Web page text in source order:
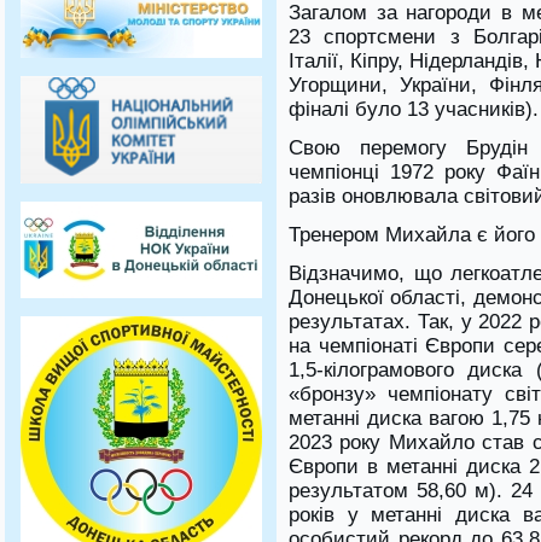
Загалом за нагороди в
23 спортсмени з
Італії, Кіпру,
Угорщини, України,
фіналі було 13 учасників).
Свою перемогу Брудін
чемпіонці 1972 року
разів оновлювала
Тренером Михайла є його
Відзначимо, що
Донецької області,
результатах. Так, у 2022
на чемпіонаті Європи
1,5-кілограмового
«бронзу» чемпіонату
метанні диска вагою
2023 року Михайло став
Європи в метанні диска
результатом 58,60 м). 24
років у метанні диска